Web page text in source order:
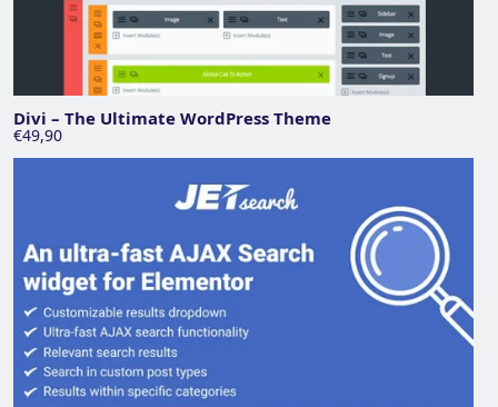
Divi – The Ultimate WordPress Theme
€49,90